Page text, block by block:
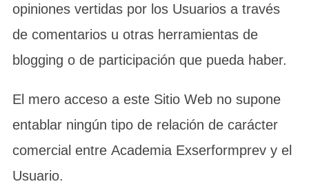
opiniones vertidas por los Usuarios a través
de comentarios u otras herramientas de
blogging o de participación que pueda haber.
El mero acceso a este Sitio Web no supone
entablar ningún tipo de relación de carácter
comercial entre Academia Exserformprev y el
Usuario.